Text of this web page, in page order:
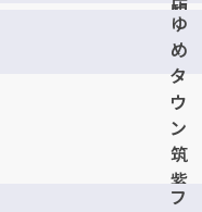
駅
前
店
ゆ
め
タ
ウ
ン
筑
紫
野
フ